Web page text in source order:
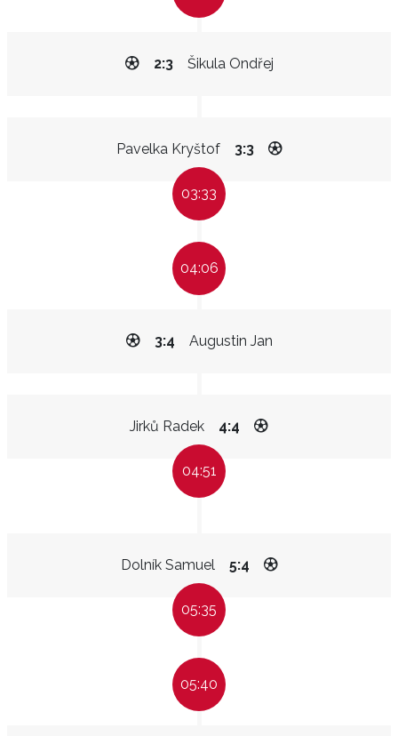
Šikula Ondřej
2:3
Pavelka Kryštof 3:3
03:33
04:06
Augustin Jan
3:4
Jirků Radek 4:4
04:51
Dolník Samuel 5:4
05:35
05:40